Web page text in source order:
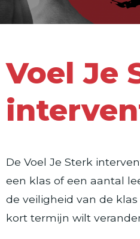
Voel Je
De Voel Je Sterk
een klas of een aantal
de veiligheid van de
kort termijn wilt